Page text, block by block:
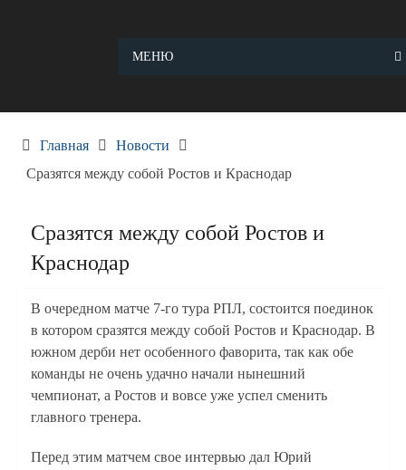
МЕНЮ
Главная
Новости
Сразятся между собой Ростов и Краснодар
Сразятся между собой Ростов и
Краснодар
В очередном матче 7-го тура РПЛ, состоится поединок
в котором сразятся между собой Ростов и Краснодар. В
южном дерби нет особенного фаворита, так как обе
команды не очень удачно начали нынешний
чемпионат, а Ростов и вовсе уже успел сменить
главного тренера.
Перед этим матчем свое интервью дал Юрий